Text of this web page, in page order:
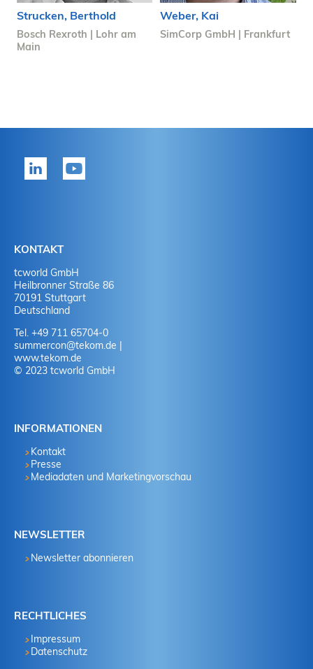
Strucken, Berthold
Bosch Rexroth | Lohr am
Main
Weber, Kai
SimCorp GmbH | Frankfurt
KONTAKT
tcworld GmbH
Heilbronner Straße 86
70191 Stuttgart
Deutschland
Tel. +49 711 65704-0
summercon@tekom.de |
www.tekom.de
© 2023 tcworld GmbH
INFORMATIONEN
Kontakt
Presse
Mediadaten und Marketingvorschau
NEWSLETTER
Newsletter abonnieren
RECHTLICHES
Impressum
Datenschutz